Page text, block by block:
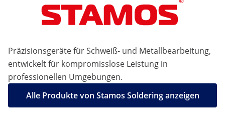
Präzisionsgeräte für Schweiß- und Metallbearbeitung,
entwickelt für kompromisslose Leistung in
professionellen Umgebungen.
Alle Produkte von Stamos Soldering anzeigen